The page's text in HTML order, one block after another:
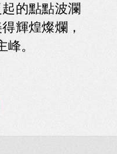
的點點波瀾
輝煌燦爛，
。